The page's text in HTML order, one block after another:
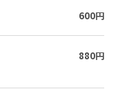
600円
880円